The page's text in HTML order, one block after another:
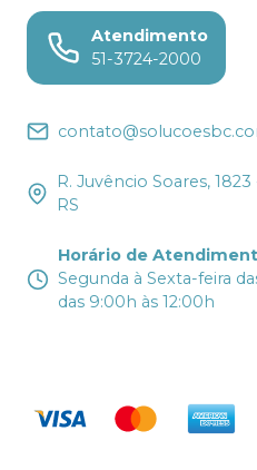
Atendimento
51-3724-2000
R. Juvêncio Soares,
RS
Horário de
Segunda à Sexta-feira
das 9:00h às 12:00h